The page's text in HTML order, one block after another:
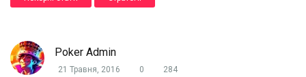
Poker Admin
21 Травня, 2016 0 284